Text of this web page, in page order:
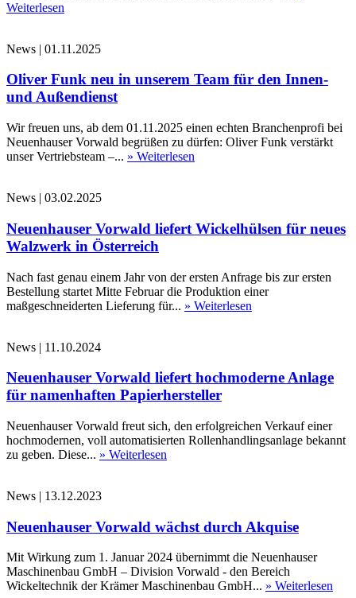
Weiterlesen
News | 01.11.2025
Oliver Funk neu in unserem Team für den Innen-
und Außendienst
Wir freuen uns, ab dem 01.11.2025 einen echten Branchenprofi bei
Neuenhauser Vorwald begrüßen zu dürfen: Oliver Funk verstärkt
unser Vertriebsteam –... » Weiterlesen
News | 03.02.2025
Neuenhauser Vorwald liefert Wickelhülsen für neues
Walzwerk in Österreich
Nach fast genau einem Jahr von der ersten Anfrage bis zur ersten
Bestellung startet Mitte Februar die Produktion einer
maßgeschneiderten Lieferung für... » Weiterlesen
News | 11.10.2024
Neuenhauser Vorwald liefert hochmoderne Anlage
für namenhaften Papierhersteller
Neuenhauser Vorwald freut sich, den erfolgreichen Verkauf einer
hochmodernen, voll automatisierten Rollenhandlingsanlage bekannt
zu geben. Diese... » Weiterlesen
News | 13.12.2023
Neuenhauser Vorwald wächst durch Akquise
Mit Wirkung zum 1. Januar 2024 übernimmt die Neuenhauser
Maschinenbau GmbH – Division Vorwald - den Bereich
Wickeltechnik der Krämer Maschinenbau GmbH... » Weiterlesen